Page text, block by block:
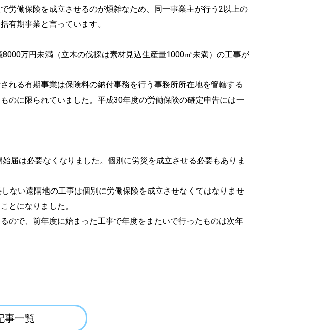
労働保険を成立させるのが煩雑なため、同一事業主が行う2以上の
一括有期事業と言っています。
万円未満（立木の伐採は素材見込生産量1000㎥未満）の工事が
れる有期事業は保険料の納付事務を行う事務所所在地を管轄する
のに限られていました。平成30年度の労働保険の確定申告には一
届は必要なくなりました。個別に労災を成立させる必要もありま
ない遠隔地の工事は個別に労働保険を成立させなくてはなりませ
とになりました。
ので、前年度に始まった工事で年度をまたいで行ったものは次年
事一覧